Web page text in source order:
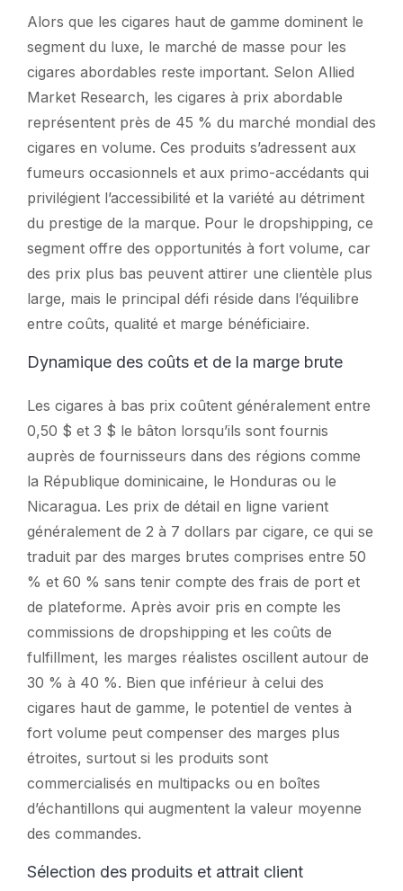
Alors que les cigares haut de gamme dominent le
segment du luxe, le marché de masse pour les
cigares abordables reste important. Selon Allied
Market Research, les cigares à prix abordable
représentent près de 45 % du marché mondial des
cigares en volume. Ces produits s’adressent aux
fumeurs occasionnels et aux primo-accédants qui
privilégient l’accessibilité et la variété au détriment
du prestige de la marque. Pour le dropshipping, ce
segment offre des opportunités à fort volume, car
des prix plus bas peuvent attirer une clientèle plus
large, mais le principal défi réside dans l’équilibre
entre coûts, qualité et marge bénéficiaire.
Dynamique des coûts et de la marge brute
Les cigares à bas prix coûtent généralement entre
0,50 $ et 3 $ le bâton lorsqu’ils sont fournis
auprès de fournisseurs dans des régions comme
la République dominicaine, le Honduras ou le
Nicaragua. Les prix de détail en ligne varient
généralement de 2 à 7 dollars par cigare, ce qui se
traduit par des marges brutes comprises entre 50
% et 60 % sans tenir compte des frais de port et
de plateforme. Après avoir pris en compte les
commissions de dropshipping et les coûts de
fulfillment, les marges réalistes oscillent autour de
30 % à 40 %. Bien que inférieur à celui des
cigares haut de gamme, le potentiel de ventes à
fort volume peut compenser des marges plus
étroites, surtout si les produits sont
commercialisés en multipacks ou en boîtes
d’échantillons qui augmentent la valeur moyenne
des commandes.
Sélection des produits et attrait client